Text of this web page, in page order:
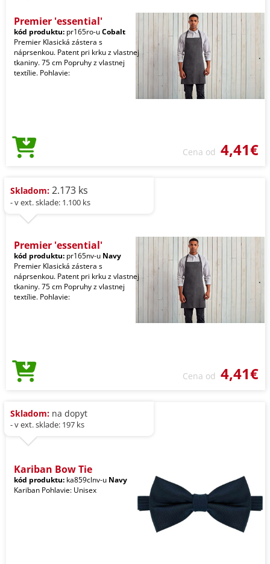
Premier 'essential'
kód produktu: pr165ro-uCobalt
Premier Klasická zástera s
náprsenkou. Patent pri krku z vlastnej
tkaniny. 75 cm Popruhy z vlastnej
textílie. Pohlavie:
Cena od 4,41€
Skladom: 2.173 ks
- v ext. sklade: 1.100 ks
Premier 'essential'
kód produktu: pr165nv-u Navy
Premier Klasická zástera s
náprsenkou. Patent pri krku z vlastnej
tkaniny. 75 cm Popruhy z vlastnej
textílie. Pohlavie:
Cena od 4,41€
Skladom: na dopyt
- v ext. sklade: 197 ks
Kariban Bow Tie
kód produktu: ka859clnv-u Navy
Kariban Pohlavie: Unisex